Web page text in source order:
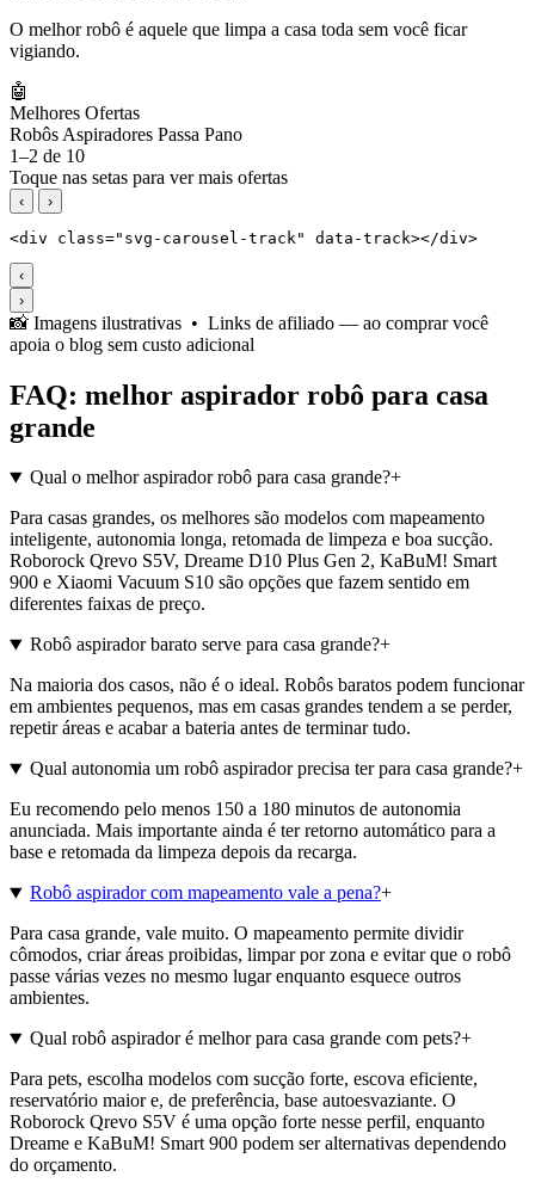
O melhor robô é aquele que limpa a casa toda sem você ficar
vigiando.
🤖
Melhores Ofertas
Robôs Aspiradores Passa Pano
1–2 de 10
Toque nas setas para ver mais ofertas
‹ ›
‹
›
📸 Imagens ilustrativas • Links de afiliado — ao comprar você
apoia o blog sem custo adicional
FAQ: melhor aspirador robô para casa
grande
Qual o melhor aspirador robô para casa grande?+
Para casas grandes, os melhores são modelos com mapeamento
inteligente, autonomia longa, retomada de limpeza e boa sucção.
Roborock Qrevo S5V, Dreame D10 Plus Gen 2, KaBuM! Smart
900 e Xiaomi Vacuum S10 são opções que fazem sentido em
diferentes faixas de preço.
Robô aspirador barato serve para casa grande?+
Na maioria dos casos, não é o ideal. Robôs baratos podem funcionar
em ambientes pequenos, mas em casas grandes tendem a se perder,
repetir áreas e acabar a bateria antes de terminar tudo.
Qual autonomia um robô aspirador precisa ter para casa grande?+
Eu recomendo pelo menos 150 a 180 minutos de autonomia
anunciada. Mais importante ainda é ter retorno automático para a
base e retomada da limpeza depois da recarga.
Robô aspirador com mapeamento vale a pena?+
Para casa grande, vale muito. O mapeamento permite dividir
cômodos, criar áreas proibidas, limpar por zona e evitar que o robô
passe várias vezes no mesmo lugar enquanto esquece outros
ambientes.
Qual robô aspirador é melhor para casa grande com pets?+
Para pets, escolha modelos com sucção forte, escova eficiente,
reservatório maior e, de preferência, base autoesvaziante. O
Roborock Qrevo S5V é uma opção forte nesse perfil, enquanto
Dreame e KaBuM! Smart 900 podem ser alternativas dependendo
do orçamento.